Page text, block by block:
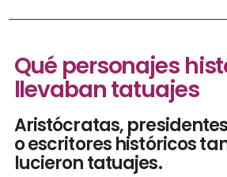
Qué personajes
llevaban tatuajes
Aristócratas,
o escritores históricos
lucieron tatuajes.